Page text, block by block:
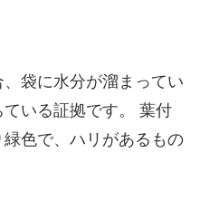
袋に水分が溜まってい
いる証拠です。 葉付
色で、ハリがあるもの